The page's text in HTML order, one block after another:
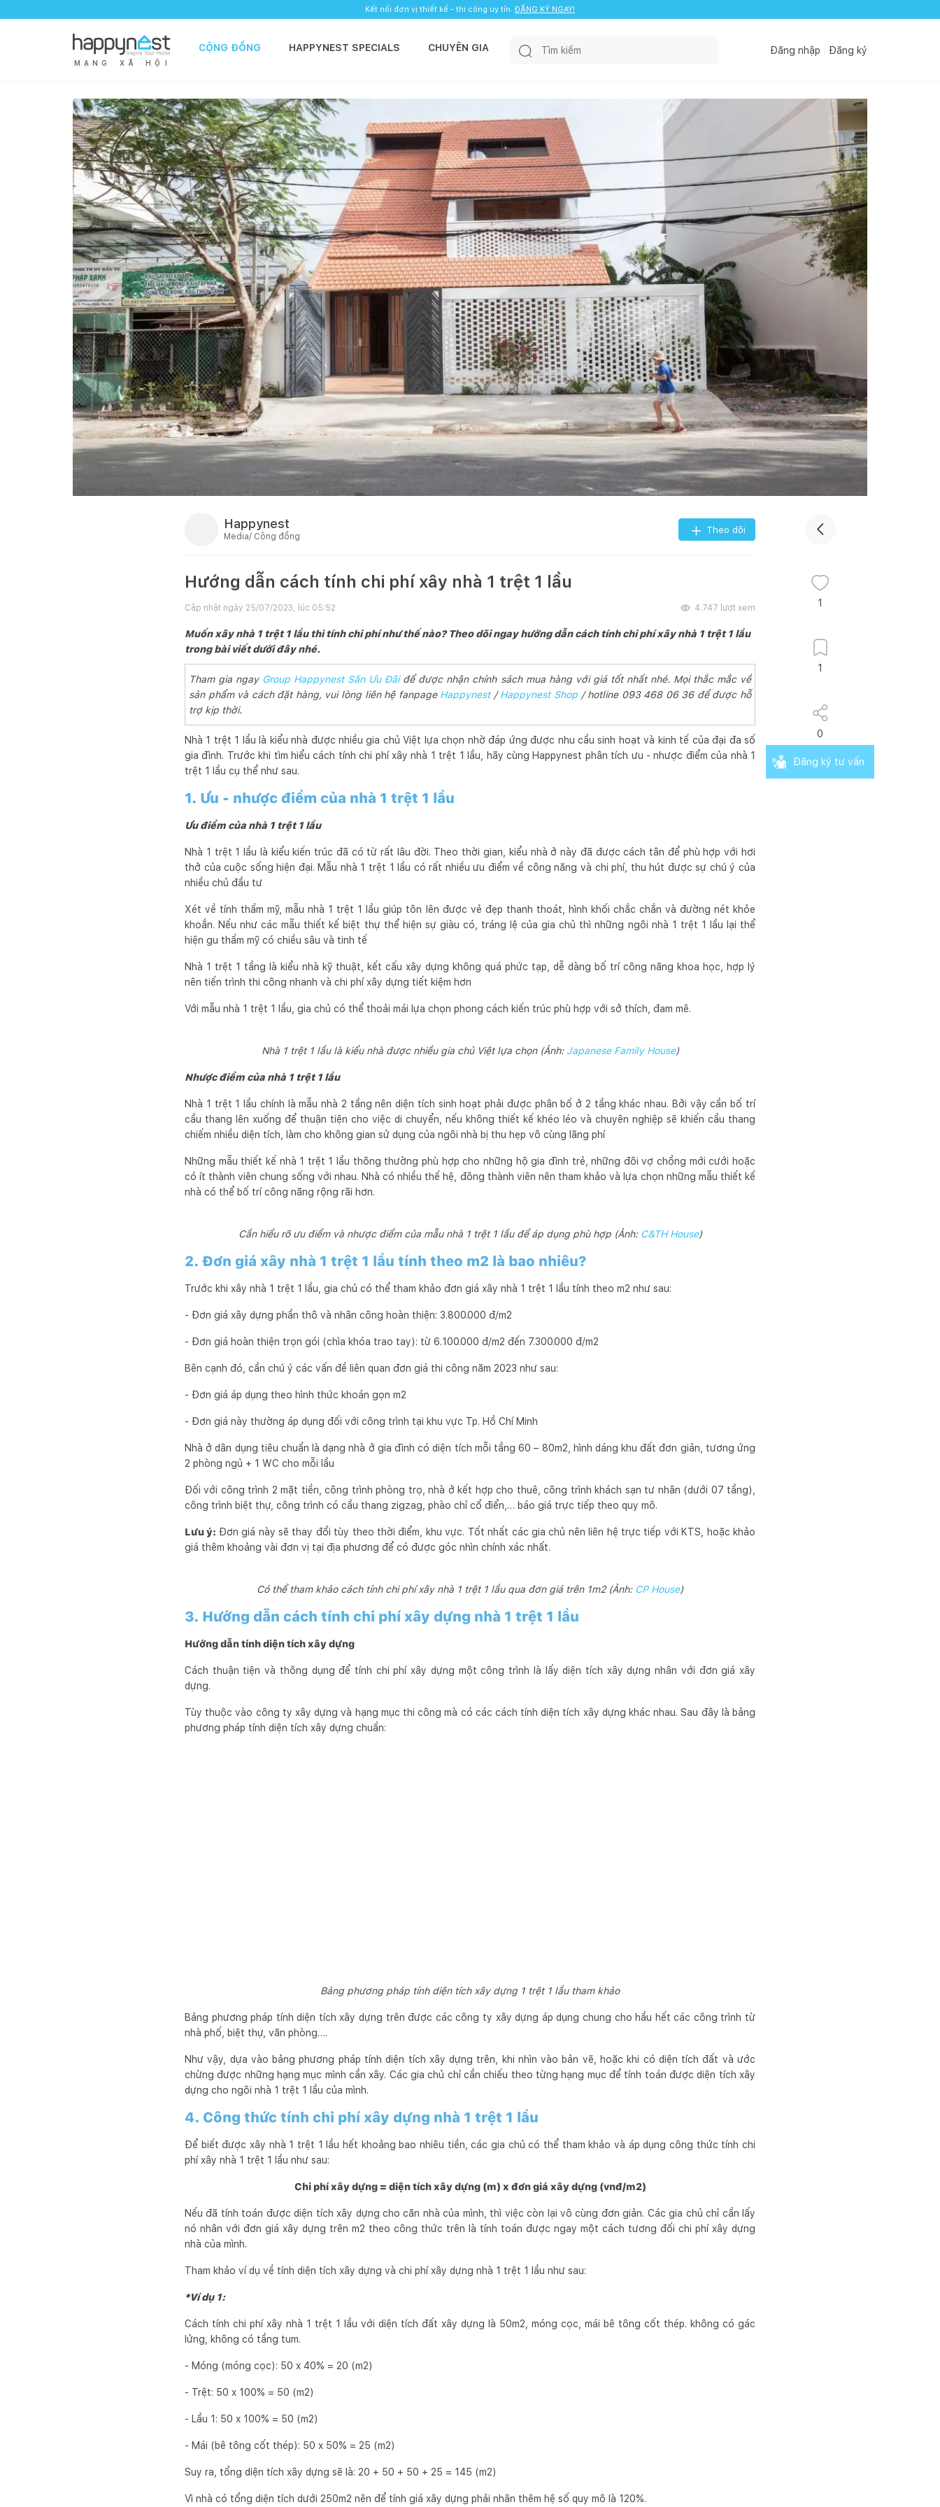
Kết nối đơn vị thiết kế - thi công uy tín. ĐĂNG KÝ NGAY!
M Ạ N G X Ã H Ộ I
CỘNG ĐỒNG HAPPYNEST SPECIALS CHUYÊN GIA Đăng nhập Đăng ký
Happynest
Media/ Cộng đồng
Theo dõi
Hướng dẫn cách tính chi phí xây nhà 1 trệt 1 lầu
Cập nhật ngày 25/07/2023, lúc 05:52 4.747 lượt xem
Muốn xây nhà 1 trệt 1 lầu thì tính chi phí như thế nào? Theo dõi ngay hướng dẫn cách tính chi phí xây nhà 1 trệt 1 lầu
trong bài viết dưới đây nhé.
Tham gia ngay Group Happynest Săn Ưu Đãi để được nhận chính sách mua hàng với giá tốt nhất nhé. Mọi thắc mắc về
sản phẩm và cách đặt hàng, vui lòng liên hệ fanpage Happynest/Happynest Shop/ hotline 093 468 06 36 để được hỗ
trợ kịp thời.
Nhà 1 trệt 1 lầu là kiểu nhà được nhiều gia chủ Việt lựa chọn nhờ đáp ứng được nhu cầu sinh hoạt và kinh tế của đại đa số
gia đình. Trước khi tìm hiểu cách tính chi phí xây nhà 1 trệt 1 lầu, hãy cùng Happynest phân tích ưu - nhược điểm của nhà 1
trệt 1 lầu cụ thể như sau.
1. Ưu - nhược điểm của nhà 1 trệt 1 lầu
Ưu điểm của nhà 1 trệt 1 lầu
Nhà 1 trệt 1 lầu là kiểu kiến trúc đã có từ rất lâu đời. Theo thời gian, kiểu nhà ở này đã được cách tân để phù hợp với hơi
thở của cuộc sống hiện đại. Mẫu nhà 1 trệt 1 lầu có rất nhiều ưu điểm về công năng và chi phí, thu hút được sự chú ý của
nhiều chủ đầu tư
Xét về tính thẩm mỹ, mẫu nhà 1 trệt 1 lầu giúp tôn lên được vẻ đẹp thanh thoát, hình khối chắc chắn và đường nét khỏe
khoắn. Nếu như các mẫu thiết kế biệt thự thể hiện sự giàu có, tráng lệ của gia chủ thì những ngôi nhà 1 trệt 1 lầu lại thể
hiện gu thẩm mỹ có chiều sâu và tinh tế
Nhà 1 trệt 1 tầng là kiểu nhà kỹ thuật, kết cấu xây dựng không quá phức tạp, dễ dàng bố trí công năng khoa học, hợp lý
nên tiến trình thi công nhanh và chi phí xây dựng tiết kiệm hơn
Với mẫu nhà 1 trệt 1 lầu, gia chủ có thể thoải mái lựa chọn phong cách kiến trúc phù hợp với sở thích, đam mê.
Nhà 1 trệt 1 lầu là kiểu nhà được nhiều gia chủ Việt lựa chọn (Ảnh: Japanese Family House)
Nhược điểm của nhà 1 trệt 1 lầu
Nhà 1 trệt 1 lầu chính là mẫu nhà 2 tầng nên diện tích sinh hoạt phải được phân bố ở 2 tầng khác nhau. Bởi vậy cần bố trí
cầu thang lên xuống để thuận tiện cho việc di chuyển, nếu không thiết kế khéo léo và chuyên nghiệp sẽ khiến cầu thang
chiếm nhiều diện tích, làm cho không gian sử dụng của ngôi nhà bị thu hẹp vô cùng lãng phí
Những mẫu thiết kế nhà 1 trệt 1 lầu thông thường phù hợp cho những hộ gia đình trẻ, những đôi vợ chồng mới cưới hoặc
có ít thành viên chung sống với nhau. Nhà có nhiều thế hệ, đông thành viên nên tham khảo và lựa chọn những mẫu thiết kế
nhà có thể bố trí công năng rộng rãi hơn.
Cần hiểu rõ ưu điểm và nhược điểm của mẫu nhà 1 trệt 1 lầu để áp dụng phù hợp (Ảnh: C&TH House)
2. Đơn giá xây nhà 1 trệt 1 lầu tính theo m2 là bao nhiêu?
Trước khi xây nhà 1 trệt 1 lầu, gia chủ có thể tham khảo đơn giá xây nhà 1 trệt 1 lầu tính theo m2 như sau:
- Đơn giá xây dựng phần thô và nhân công hoàn thiện: 3.800.000 đ/m2
- Đơn giá hoàn thiện trọn gói (chìa khóa trao tay): từ 6.100.000 đ/m2 đến 7.300.000 đ/m2
Bên cạnh đó, cần chú ý các vấn đề liên quan đơn giá thi công năm 2023 như sau:
- Đơn giá áp dụng theo hình thức khoán gọn m2
- Đơn giá này thường áp dụng đối với công trình tại khu vực Tp. Hồ Chí Minh
Nhà ở dân dụng tiêu chuẩn là dạng nhà ở gia đình có diện tích mỗi tầng 60 – 80m2, hình dáng khu đất đơn giản, tương ứng
2 phòng ngủ + 1 WC cho mỗi lầu
Đối với công trình 2 mặt tiền, công trình phòng trọ, nhà ở kết hợp cho thuê, công trình khách sạn tư nhân (dưới 07 tầng),
công trình biệt thự, công trình có cầu thang zigzag, phào chỉ cổ điển,… báo giá trực tiếp theo quy mô.
Lưu ý: Đơn giá này sẽ thay đổi tùy theo thời điểm, khu vực. Tốt nhất các gia chủ nên liên hệ trực tiếp với KTS, hoặc khảo
giá thêm khoảng vài đơn vị tại địa phương để có được góc nhìn chính xác nhất.
Có thể tham khảo cách tính chi phí xây nhà 1 trệt 1 lầu qua đơn giá trên 1m2 (Ảnh: CP House)
3. Hướng dẫn cách tính chi phí xây dựng nhà 1 trệt 1 lầu
Hướng dẫn tính diện tích xây dựng
Cách thuận tiện và thông dụng để tính chi phí xây dựng một công trình là lấy diện tích xây dựng nhân với đơn giá xây
dựng.
Tùy thuộc vào công ty xây dựng và hạng mục thi công mà có các cách tính diện tích xây dựng khác nhau. Sau đây là bảng
phương pháp tính diện tích xây dựng chuẩn:
Bảng phương pháp tính diện tích xây dựng 1 trệt 1 lầu tham khảo
Bảng phương pháp tính diện tích xây dựng trên được các công ty xây dựng áp dụng chung cho hầu hết các công trình từ
nhà phố, biệt thự, văn phòng….
Như vậy, dựa vào bảng phương pháp tính diện tích xây dựng trên, khi nhìn vào bản vẽ, hoặc khi có diện tích đất và ước
chừng được những hạng mục mình cần xây. Các gia chủ chỉ cần chiếu theo từng hạng mục để tính toán được diện tích xây
dựng cho ngôi nhà 1 trệt 1 lầu của mình.
4. Công thức tính chi phí xây dựng nhà 1 trệt 1 lầu
Để biết được xây nhà 1 trệt 1 lầu hết khoảng bao nhiêu tiền, các gia chủ có thể tham khảo và áp dụng công thức tính chi
phí xây nhà 1 trệt 1 lầu như sau:
Chi phí xây dựng = diện tích xây dựng (m) x đơn giá xây dựng (vnđ/m2)
Nếu đã tính toán được diện tích xây dựng cho căn nhà của mình, thì việc còn lại vô cùng đơn giản. Các gia chủ chỉ cần lấy
nó nhân với đơn giá xây dựng trên m2 theo công thức trên là tính toán được ngay một cách tương đối chi phí xây dựng
nhà của mình.
Tham khảo ví dụ về tính diện tích xây dựng và chi phí xây dựng nhà 1 trệt 1 lầu như sau:
*Ví dụ 1:
Cách tính chi phí xây nhà 1 trệt 1 lầu với diện tích đất xây dựng là 50m2, móng cọc, mái bê tông cốt thép. không có gác
lửng, không có tầng tum.
- Móng (móng cọc): 50 x 40% = 20 (m2)
- Trệt: 50 x 100% = 50 (m2)
- Lầu 1: 50 x 100% = 50 (m2)
- Mái (bê tông cốt thép): 50 x 50% = 25 (m2)
Suy ra, tổng diện tích xây dựng sẽ là: 20 + 50 + 50 + 25 = 145 (m2)
Vì nhà có tổng diện tích dưới 250m2 nên để tính giá xây dựng phải nhân thêm hệ số quy mô là 120%.
1
1
0
Đăng ký tư vấn